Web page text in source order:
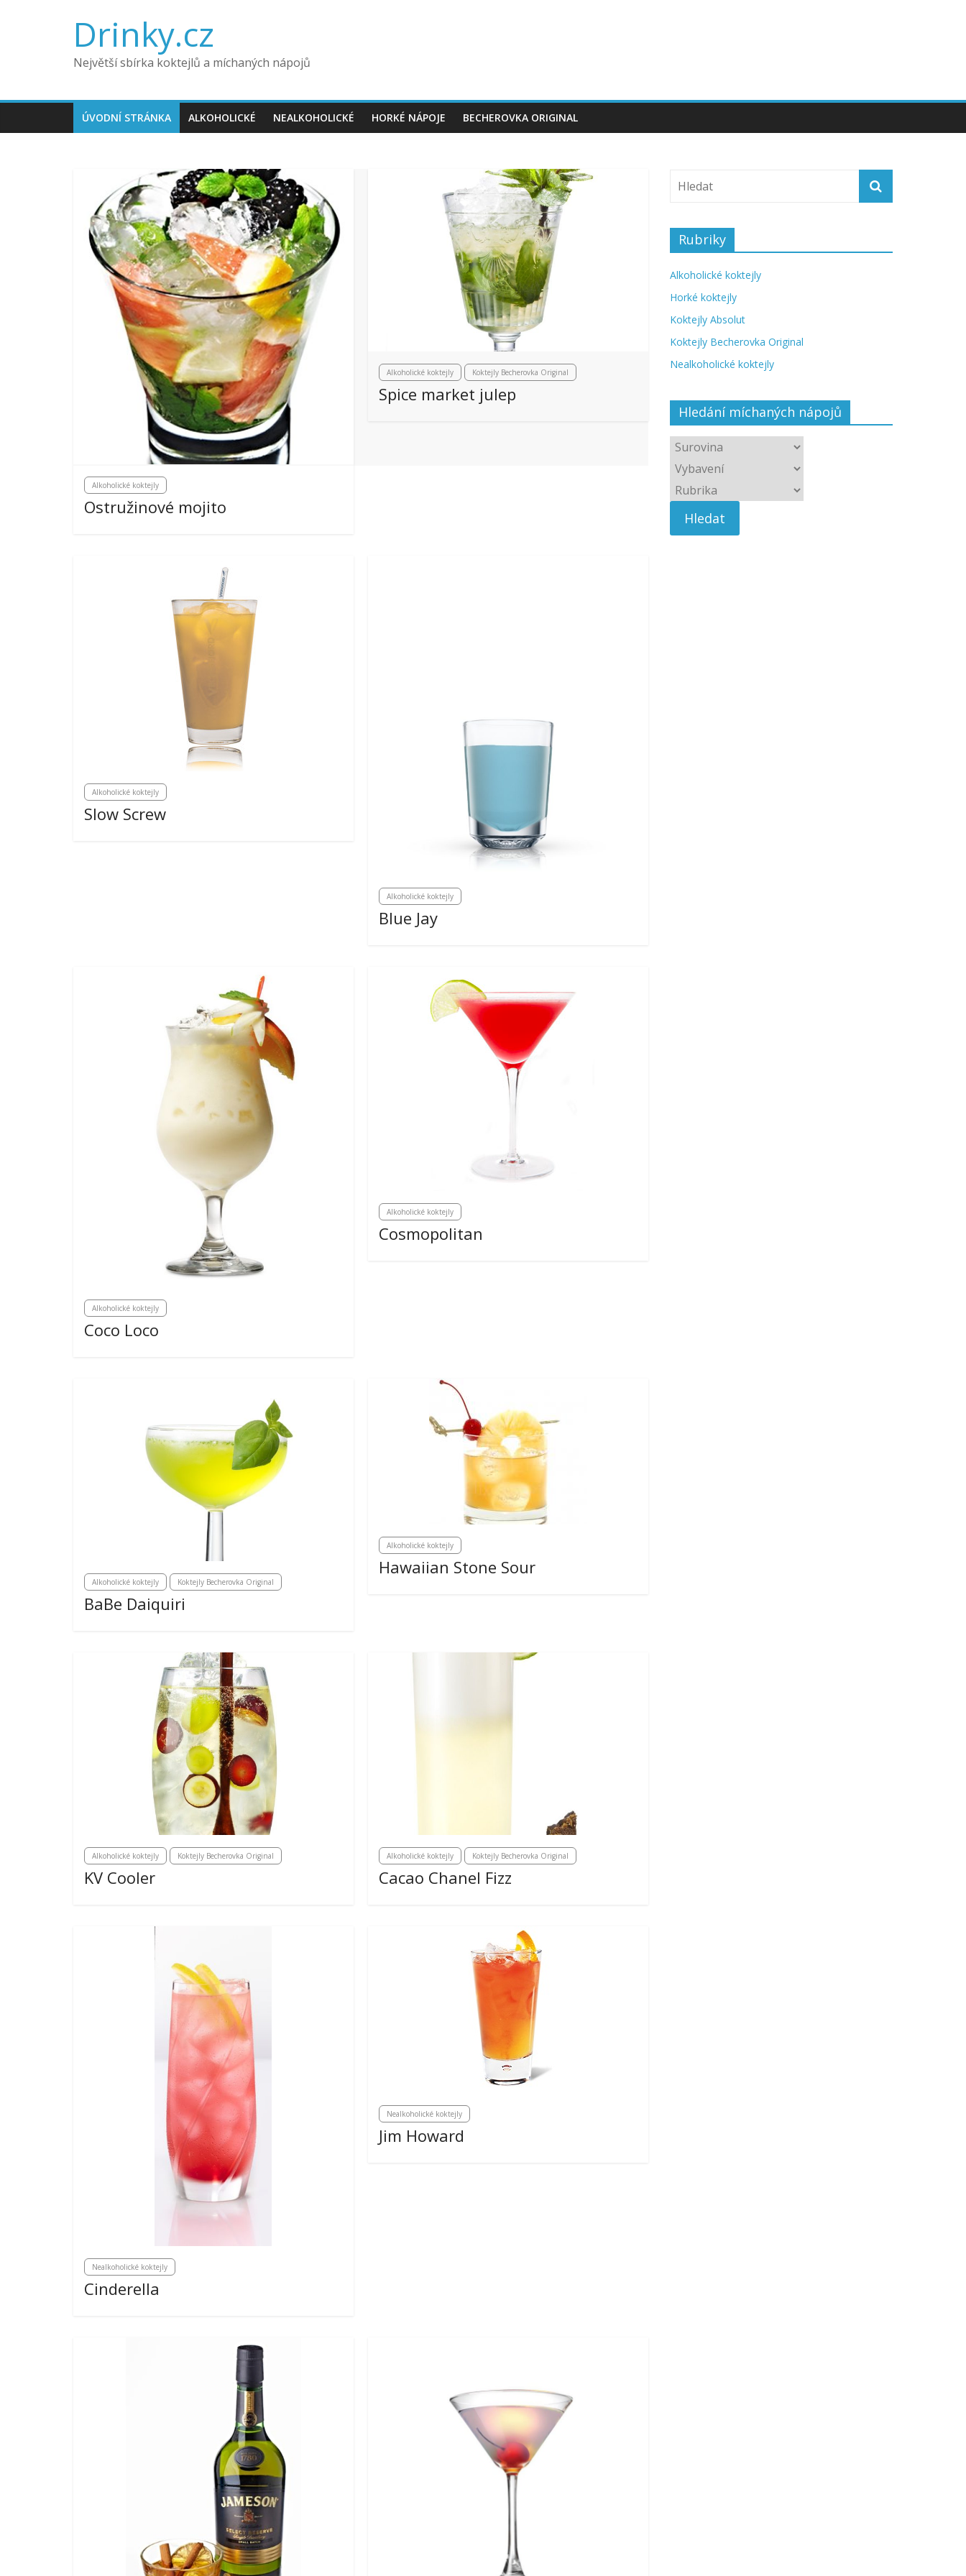
Drinky.cz
Největší sbírka koktejlů a míchaných nápojů
ÚVODNÍ STRÁNKA ALKOHOLICKÉ NEALKOHOLICKÉ HORKÉ NÁPOJE BECHEROVKA ORIGINAL
Alkoholické koktejly
Ostružinové mojito
Alkoholické koktejly Koktejly Becherovka Original
Spice market julep
Alkoholické koktejly
Slow Screw
Alkoholické koktejly
Blue Jay
Alkoholické koktejly
Coco Loco
Alkoholické koktejly
Cosmopolitan
Alkoholické koktejly Koktejly Becherovka Original
BaBe Daiquiri
Alkoholické koktejly
Hawaiian Stone Sour
Alkoholické koktejly Koktejly Becherovka Original
KV Cooler
Alkoholické koktejly Koktejly Becherovka Original
Cacao Chanel Fizz
Nealkoholické koktejly
Cinderella
Nealkoholické koktejly
Jim Howard
Rubriky
Alkoholické koktejly
Horké koktejly
Koktejly Absolut
Koktejly Becherovka Original
Nealkoholické koktejly
Hledání míchaných nápojů